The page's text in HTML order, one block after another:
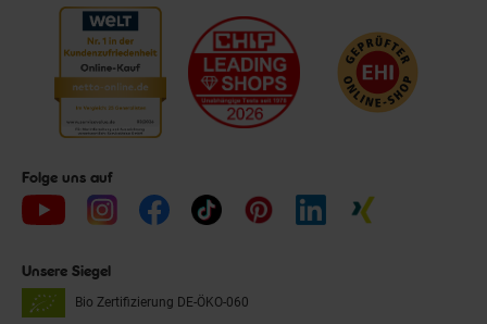
Folge uns auf
Unsere Siegel
Bio Zertifizierung DE-ÖKO-060